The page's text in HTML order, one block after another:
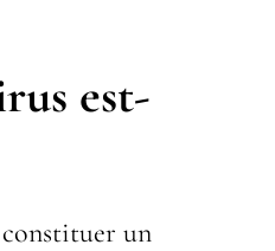
est-
constituer un